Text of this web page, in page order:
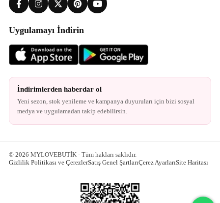
Uygulamayı İndirin
İndirimlerden haberdar ol
Yeni sezon, stok yenileme ve kampanya duyuruları için bizi sosyal
medya ve uygulamadan takip edebilirsin.
© 2026 MYLOVEBUTİK - Tüm hakları saklıdır.
Gizlilik Politikası ve ÇerezlerSatış Genel ŞartlarıÇerez AyarlarıSite Haritası